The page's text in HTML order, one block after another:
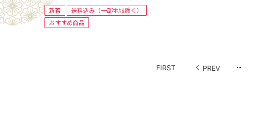
新着
送料込み（一部地域除く）
おすすめ商品
FIRST PREV ...